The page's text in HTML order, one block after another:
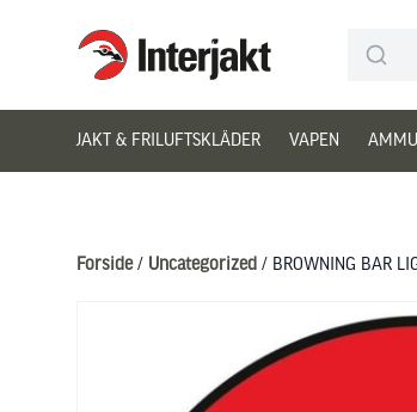
Interjakt DK
JAKT & FRILUFTSKLÄDER VAPEN
Forside/ Uncategorized / BROWNING BAR